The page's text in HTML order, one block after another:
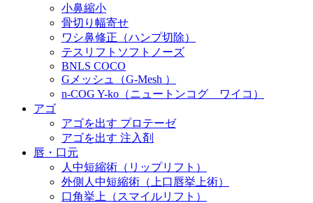
小鼻縮小
骨切り幅寄せ
ワシ鼻修正（ハンプ切除）
テスリフトソフトノーズ
BNLS COCO
Gメッシュ（G-Mesh ）
n-COG Y-ko（ニュートンコグ ワイコ）
アゴ
アゴを出す プロテーゼ
アゴを出す 注入剤
唇・口元
人中短縮術（リップリフト）
外側人中短縮術（上口唇挙上術）
口角挙上（スマイルリフト）